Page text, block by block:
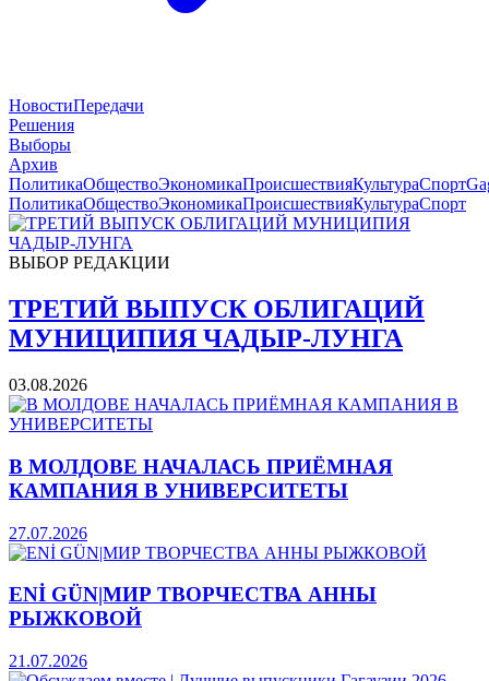
НовостиПередачи
Решения
Выборы
Архив
ПолитикаОбществоЭкономикаПроисшествияКультураСпорт
ПолитикаОбществоЭкономикаПроисшествияКультураСпорт
ВЫБОР РЕДАКЦИИ
ТРЕТИЙ ВЫПУСК ОБЛИГАЦИЙ
МУНИЦИПИЯ ЧАДЫР-ЛУНГА
03.08.2026
В МОЛДОВЕ НАЧАЛАСЬ ПРИЁМНАЯ
КАМПАНИЯ В УНИВЕРСИТЕТЫ
27.07.2026
ENİ GÜN|МИР ТВОРЧЕСТВА АННЫ
РЫЖКОВОЙ
21.07.2026